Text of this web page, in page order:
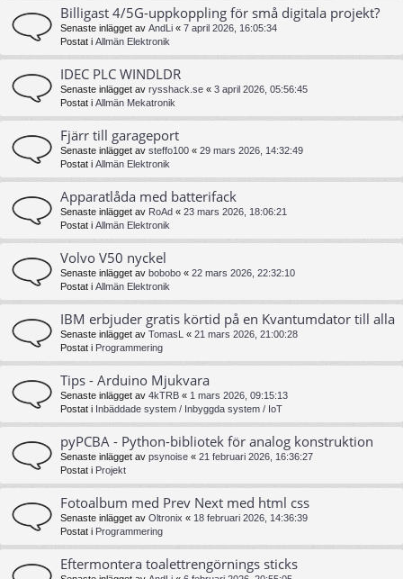
Billigast 4/5G-uppkoppling för små digitala projekt?
Senaste inlägget av AndLi « 7 april 2026, 16:05:34
Postat i Allmän Elektronik
IDEC PLC WINDLDR
Senaste inlägget av rysshack.se « 3 april 2026, 05:56:45
Postat i Allmän Mekatronik
Fjärr till garageport
Senaste inlägget av steffo100 « 29 mars 2026, 14:32:49
Postat i Allmän Elektronik
Apparatlåda med batterifack
Senaste inlägget av RoAd « 23 mars 2026, 18:06:21
Postat i Allmän Elektronik
Volvo V50 nyckel
Senaste inlägget av bobobo « 22 mars 2026, 22:32:10
Postat i Allmän Elektronik
IBM erbjuder gratis körtid på en Kvantumdator till alla
Senaste inlägget av TomasL « 21 mars 2026, 21:00:28
Postat i Programmering
Tips - Arduino Mjukvara
Senaste inlägget av 4kTRB « 1 mars 2026, 09:15:13
Postat i Inbäddade system / Inbyggda system / IoT
pyPCBA - Python-bibliotek för analog konstruktion
Senaste inlägget av psynoise « 21 februari 2026, 16:36:27
Postat i Projekt
Fotoalbum med Prev Next med html css
Senaste inlägget av Oltronix « 18 februari 2026, 14:36:39
Postat i Programmering
Eftermontera toalettrengörnings sticks